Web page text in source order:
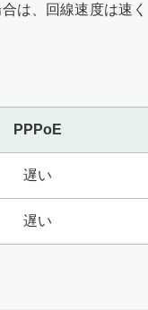
は、回線速度は速く
PPPoE
遅い
遅い